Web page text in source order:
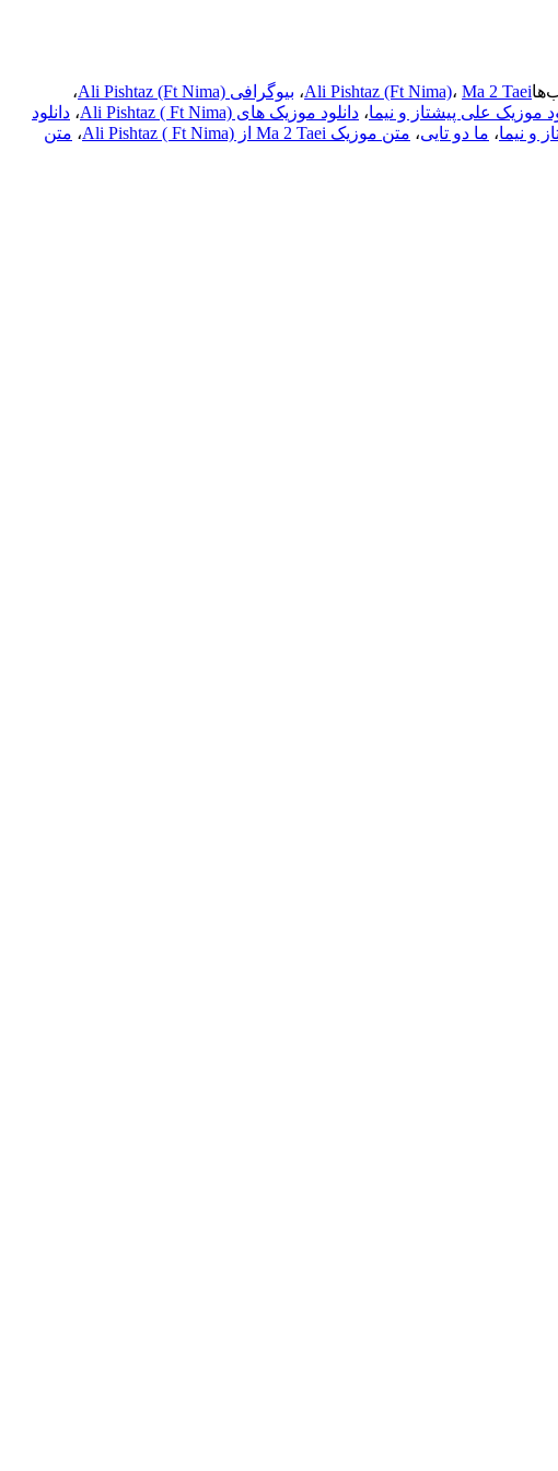
Ali Pishtaz (Ft Nima)، Ma 2 Taei ، بیوگرافی Ali Pishtaz (Ft Nima)
،
موزیک علی پیشتاز و نیما، دانلود موزیک های Ali Pishtaz ( Ft Nima) ، دانلود
و نیما، ما دو تایی، متن موزیک Ma 2 Taei از Ali Pishtaz ( Ft Nima) ، متن